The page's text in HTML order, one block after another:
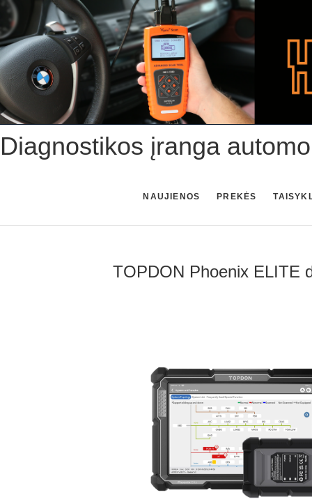
Skip
to
content
Diagnostikos įranga
NAUJIENOS PREKĖS
TOPDON Phoenix ELITE